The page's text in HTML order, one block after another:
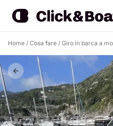
Home / Cosa fare / Giro in barca a